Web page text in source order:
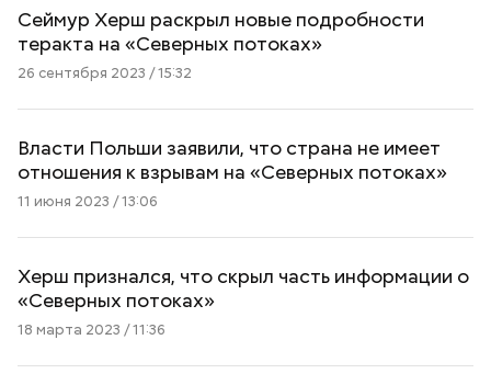
Сеймур Херш раскрыл новые подробности
теракта на «Северных потоках»
26 сентября 2023 / 15:32
Власти Польши заявили, что страна не имеет
отношения к взрывам на «Северных потоках»
11 июня 2023 / 13:06
Херш признался, что скрыл часть информации о
«Северных потоках»
18 марта 2023 / 11:36